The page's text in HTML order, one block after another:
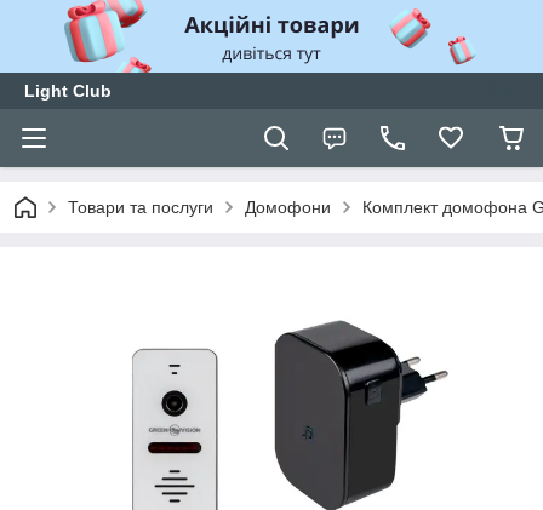
Light Club
Товари та послуги Домофони Комплект домофона